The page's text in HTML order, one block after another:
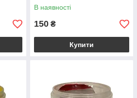
В наявності
150 ₴
Купити